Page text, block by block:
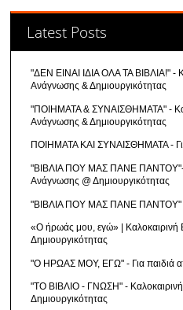
Latest Posts
"ΔΕΝ ΕΙΝΑΙ ΙΔΙΑ ΟΛΑ ΤΑ ΒΙΒΛΙΑ!" -
Ανάγνωσης & Δημιουργικότητας
"ΠΟΙΗΜΑΤΑ & ΣΥΝΑΙΣΘΗΜΑΤΑ" -
Ανάγνωσης & Δημιουργικότητας
ΠΟΙΗΜΑΤΑ ΚΑΙ ΣΥΝΑΙΣΘΗΜΑΤΑ -
"ΒΙΒΛΙΑ ΠΟΥ ΜΑΣ ΠΑΝΕ ΠΑΝΤΟΥ"-
Ανάγνωσης @ Δημιουργικότητας
"ΒΙΒΛΙΑ ΠΟΥ ΜΑΣ ΠΑΝΕ ΠΑΝΤΟΥ"
«Ο ήρωάς μου, εγώ» | Καλοκαιρινή
Δημιουργικότητας
"Ο ΗΡΩΑΣ ΜΟΥ, ΕΓΩ" - Για παιδιά
"ΤΟ ΒΙΒΛΙΟ - ΓΝΩΣΗ" -
Δημιουργικότητας